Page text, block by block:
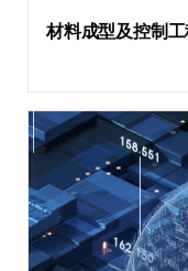
材料成型及控制工